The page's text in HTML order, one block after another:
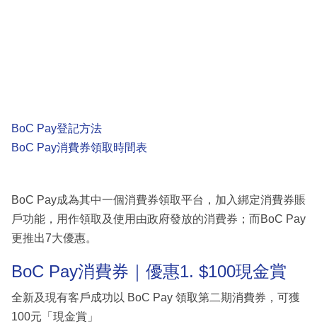
BoC Pay登記方法
BoC Pay消費券領取時間表
BoC Pay成為其中一個消費券領取平台，加入綁定消費券賬
戶功能，用作領取及使用由政府發放的消費券；而BoC Pay
更推出7大優惠。
BoC Pay消費券｜優惠1. $100現金賞
全新及現有客戶成功以 BoC Pay 領取第二期消費券，可獲
100元「現金賞」